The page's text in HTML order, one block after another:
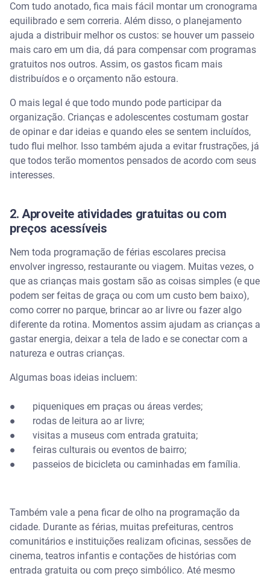
Com tudo anotado, fica mais fácil montar um cronograma
equilibrado e sem correria. Além disso, o planejamento
ajuda a distribuir melhor os custos: se houver um passeio
mais caro em um dia, dá para compensar com programas
gratuitos nos outros. Assim, os gastos ficam mais
distribuídos e o orçamento não estoura.
O mais legal é que todo mundo pode participar da
organização. Crianças e adolescentes costumam gostar
de opinar e dar ideias e quando eles se sentem incluídos,
tudo flui melhor. Isso também ajuda a evitar frustrações, já
que todos terão momentos pensados de acordo com seus
interesses.
2. Aproveite atividades gratuitas ou com
preços acessíveis
Nem toda programação de férias escolares precisa
envolver ingresso, restaurante ou viagem. Muitas vezes, o
que as crianças mais gostam são as coisas simples (e que
podem ser feitas de graça ou com um custo bem baixo),
como correr no parque, brincar ao ar livre ou fazer algo
diferente da rotina. Momentos assim ajudam as crianças a
gastar energia, deixar a tela de lado e se conectar com a
natureza e outras crianças.
Algumas boas ideias incluem:
● piqueniques em praças ou áreas verdes;
● rodas de leitura ao ar livre;
● visitas a museus com entrada gratuita;
● feiras culturais ou eventos de bairro;
● passeios de bicicleta ou caminhadas em família.
Também vale a pena ficar de olho na programação da
cidade. Durante as férias, muitas prefeituras, centros
comunitários e instituições realizam oficinas, sessões de
cinema, teatros infantis e contações de histórias com
entrada gratuita ou com preço simbólico. Até mesmo